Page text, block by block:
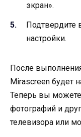
экран».
Подтвердите
настройки.
После
Mirascreen будет
Теперь вы
фотографий и
телевизора или